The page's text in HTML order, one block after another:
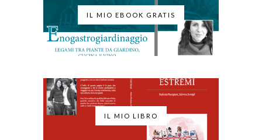
IL MIO EBOOK GRATIS
IL MIO LIBRO